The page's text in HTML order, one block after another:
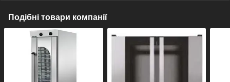
Подібні товари компанії